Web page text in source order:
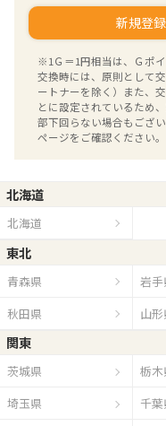
新規登
※1Ｇ＝1円相当は、Ｇポ
交換時には、原則として
ートナーを除く）また、
とに設定されているため
部下回らない場合もござ
ページをご確認ください。
北海道
北海道
東北
青森県 岩手
秋田県
山形
関東
茨城県 栃木
埼玉県
千葉